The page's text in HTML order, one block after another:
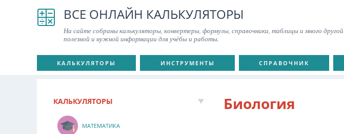
ВСЕ ОНЛАЙН КАЛЬКУЛЯТОРЫ
На сайте собраны калькуляторы, конвертеры, формулы, справочники, таблицы и много другой
полезной и нужной информации для учёбы и работы.
КАЛЬКУЛЯТОРЫ ИНСТРУМЕНТЫ СПРАВОЧНИК
Биология
КАЛЬКУЛЯТОРЫ
МАТЕМАТИКА